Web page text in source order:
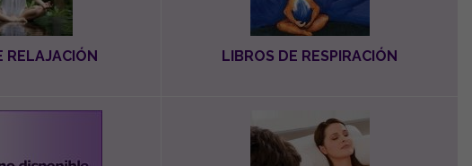
RELAJACIÓN LIBROS DE RESPIRACIÓN